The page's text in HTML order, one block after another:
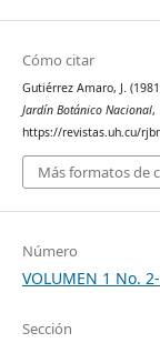
Cómo citar
Gutiérrez Amaro, J.
Jardín Botánico Nacional,
https://revistas.uh.cu/
Más formatos de
Número
VOLUMEN 1 No.
Sección